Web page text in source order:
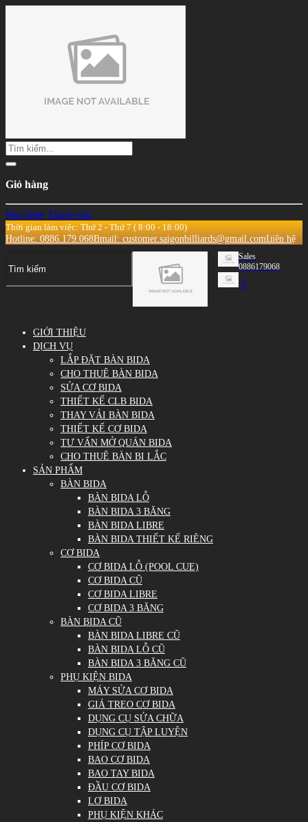
Giỏ hàng
Mua thêm Thanh toán
Thời gian làm việc: Thứ 2 - Thứ 7 ( 8:00 - 18:00)
Hotline: 0886.179.068Email: customer.saigonbilliards@gmail.comLiên hệ
Sales
0886179068
0
GIỚI THIỆU
DỊCH VỤ
LẮP ĐẶT BÀN BIDA
CHO THUÊ BÀN BIDA
SỬA CƠ BIDA
THIẾT KẾ CLB BIDA
THAY VẢI BÀN BIDA
THIẾT KẾ CƠ BIDA
TƯ VẤN MỞ QUÁN BIDA
CHO THUÊ BÀN BI LẮC
SẢN PHẨM
BÀN BIDA
BÀN BIDA LỖ
BÀN BIDA 3 BĂNG
BÀN BIDA LIBRE
BÀN BIDA THIẾT KẾ RIÊNG
CƠ BIDA
CƠ BIDA LỖ (POOL CUE)
CƠ BIDA CŨ
CƠ BIDA LIBRE
CƠ BIDA 3 BĂNG
BÀN BIDA CŨ
BÀN BIDA LIBRE CŨ
BÀN BIDA LỖ CŨ
BÀN BIDA 3 BĂNG CŨ
PHỤ KIỆN BIDA
MÁY SỬA CƠ BIDA
GIÁ TREO CƠ BIDA
DỤNG CỤ SỬA CHỮA
DỤNG CỤ TẬP LUYỆN
PHÍP CƠ BIDA
BAO CƠ BIDA
BAO TAY BIDA
ĐẦU CƠ BIDA
LƠ BIDA
PHỤ KIỆN KHÁC